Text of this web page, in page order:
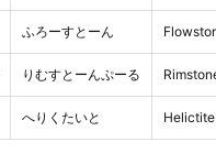
ふろーすとーん
りむすとーんぷーる
へりくたいと Helictite